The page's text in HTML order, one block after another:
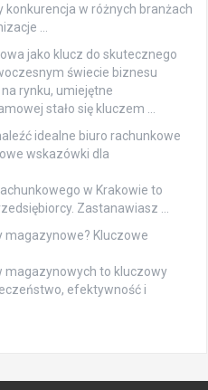
konkurencja w różnych branżach
…
jako klucz do skutecznego
świecie biznesu
rynku, umiejętne
stało się kluczem …
idealne biuro rachunkowe
wskazówki dla
w Krakowie to
Zastanawiasz …
magazynowe? Kluczowe
magazynowych to kluczowy
efektywność i